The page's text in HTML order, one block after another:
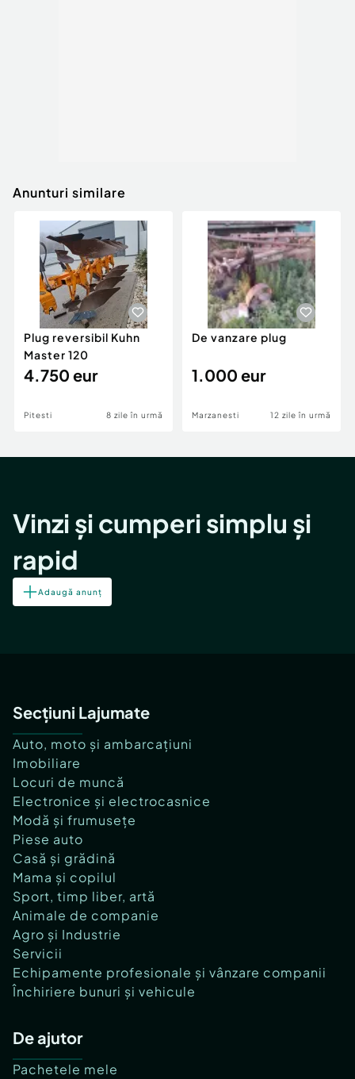
Anunturi similare
Plug reversibil Kuhn
Master 120
4.750 eur
Pitesti 8 zile în urmă
De vanzare plug
1.000 eur
Marzanesti 12 zile în urmă
Vinzi și cumperi simplu și
rapid
Adaugă anunț
Secțiuni Lajumate
Auto, moto și ambarcațiuni
Imobiliare
Locuri de muncă
Electronice și electrocasnice
Modă și frumusețe
Piese auto
Casă și grădină
Mama și copilul
Sport, timp liber, artă
Animale de companie
Agro și Industrie
Servicii
Echipamente profesionale și vânzare companii
Închiriere bunuri și vehicule
De ajutor
Pachetele mele